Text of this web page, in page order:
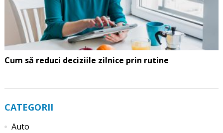
Cum să reduci deciziile zilnice prin rutine
CATEGORII
Auto